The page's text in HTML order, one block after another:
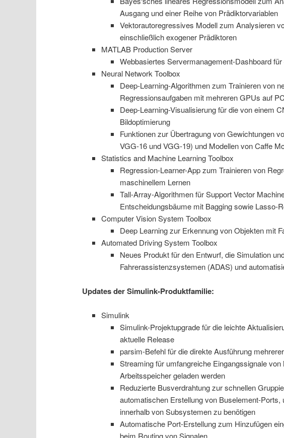
Ausgang und einer Reihe von Prädiktorvariablen
Vektorautoregressives Modell zum Analysieren
einschließlich exogener Prädiktoren
MATLAB Production Server
Webbasiertes Servermanagement-Dashboard
Neural Network Toolbox
Deep-Learning-Algorithmen zum Trainieren von
Regressionsaufgaben mit mehreren GPUs auf
Deep-Learning-Visualisierung für die von einem
Bildoptimierung
Funktionen zur Übertragung von Gewichtungen
VGG-16 und VGG-19) und Modellen von Caffe
Statistics and Machine Learning Toolbox
Regression-Learner-App zum Trainieren von
maschinellem Lernen
Tall-Array-Algorithmen für Support Vector
Entscheidungsbäume mit Bagging sowie Lasso-
Computer Vision System Toolbox
Deep Learning zur Erkennung von Objekten mit
Automated Driving System Toolbox
Neues Produkt für den Entwurf, die Simulation
Fahrerassistenzsystemen (ADAS) und
Updates der Simulink-Produktfamilie:
Simulink
Simulink-Projektupgrade für die leichte
aktuelle Release
parsim-Befehl für die direkte Ausführung
Streaming für umfangreiche Eingangssignale
Arbeitsspeicher geladen werden
Reduzierte Busverdrahtung zur schnellen
automatischen Erstellung von Buselement-
innerhalb von Subsystemen zu benötigen
Automatische Port-Erstellung zum Hinzufügen